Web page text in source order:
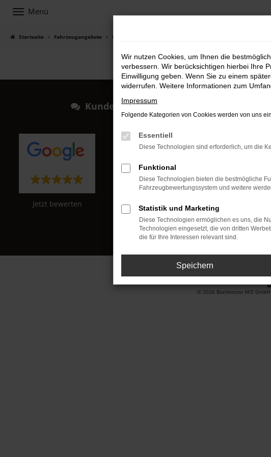
Zum
springen
Menü
Startseite Fahrzeugangebote Fahrzeugsuche
Kundenstimmen
Jetzt bewerten Jetzt bewerten
8:00
© 2026 Buchholzer KFZ
Wir nutzen Cookies, um Ihnen die
verbessern. Wir berücksichtigen hierbei Ihre
Einwilligung geben. Wenn Sie zu einem
widerrufen. Weitere Informationen zum
Impressum
Folgende Kategorien von Cookies werden von uns
Essentiell
Diese Technologien sind erforderlich, um die
Funktional
Diese Technologien bieten die bestmögliche
Fahrzeugbewertungssystem und weitere
Statistik und Marketing
Diese Technologien ermöglichen es uns, die
Technologien eingesetzt, die von dritten
die für Ihre Interessen relevant sind.
Speichern